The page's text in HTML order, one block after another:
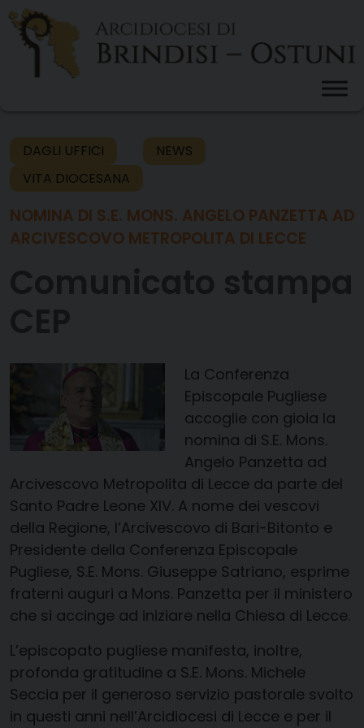
Skip
content
DAGLI UFFICI
NEWS
VITA DIOCESANA
NOMINA DI S.E. MONS. ANGELO PANZETTA AD
ARCIVESCOVO METROPOLITA DI LECCE
La Conferenza
Episcopale Pugliese
accoglie con gioia la
nomina di S.E. Mons.
Angelo Panzetta ad
Arcivescovo Metropolita di Lecce da parte del
Santo Padre Leone XIV. A nome dei vescovi
della Regione, l’Arcivescovo di Bari-Bitonto e
Presidente della Conferenza Episcopale
Pugliese, S.E. Mons. Giuseppe Satriano, esprime
fraterni auguri a Mons. Panzetta per il ministero
che si accinge ad iniziare nella Chiesa di Lecce.
L’episcopato pugliese manifesta, inoltre,
profonda gratitudine a S.E. Mons. Michele
Seccia per il generoso servizio pastorale svolto
in questi anni nell’Arcidiocesi di Lecce e per il